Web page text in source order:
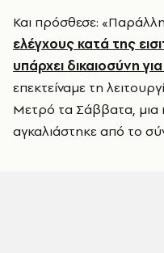
Και πρόσθεσε:
ελέγχους κατά της
υπάρχει δικαιοσύνη
επεκτείναμε τη
Μετρό τα Σάββατα,
αγκαλιάστηκε από το